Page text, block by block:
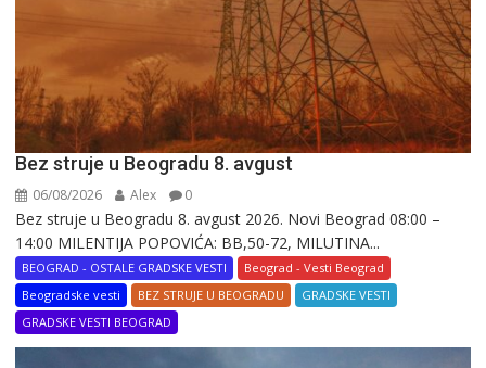
Bez struje u Beogradu 8. avgust
06/08/2026 Alex 0
Bez struje u Beogradu 8. avgust 2026. Novi Beograd 08:00 –
14:00 MILENTIJA POPOVIĆA: BB,50-72, MILUTINA...
BEOGRAD - OSTALE GRADSKE VESTI
Beograd - Vesti Beograd
Beogradske vesti
BEZ STRUJE U BEOGRADU
GRADSKE VESTI
GRADSKE VESTI BEOGRAD